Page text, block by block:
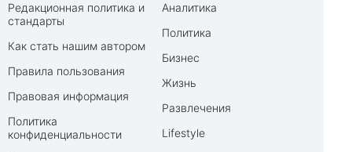
Редакционная политика и
стандарты
Как стать нашим автором
Правила пользования
Правовая информация
Политика
конфиденциальности
Аналитика
Политика
Бизнес
Жизнь
Развлечения
Lifestyle